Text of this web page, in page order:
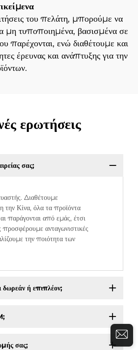
του πελάτη, μπορούμε να
μη τυποποιημένα, βασισμένα σε
παρέχονται, ενώ διαθέτουμε και
έρευνας και ανάπτυξης για την
ερωτήσεις
σας;
Διαθέτουμε
την Κίνα, όλα τα προϊόντα
παράγονται από εμάς, έτσι
ανταγωνιστικές
την ποιότητα των
δωρεάν ή επιπλέον;
σας;